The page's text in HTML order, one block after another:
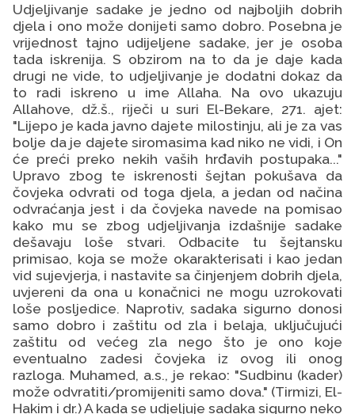
Udjeljivanje sadake je jedno od najboljih dobrih
djela i ono može donijeti samo dobro. Posebna je
vrijednost tajno udijeljene sadake, jer je osoba
tada iskrenija. S obzirom na to da je daje kada
drugi ne vide, to udjeljivanje je dodatni dokaz da
to radi iskreno u ime Allaha. Na ovo ukazuju
Allahove, dž.š., riječi u suri El-Bekare, 271. ajet:
"Lijepo je kada javno dajete milostinju, ali je za vas
bolje da je dajete siromasima kad niko ne vidi, i On
će preći preko nekih vaših hrđavih postupaka..."
Upravo zbog te iskrenosti šejtan pokušava da
čovjeka odvrati od toga djela, a jedan od načina
odvraćanja jest i da čovjeka navede na pomisao
kako mu se zbog udjeljivanja izdašnije sadake
dešavaju loše stvari. Odbacite tu šejtansku
primisao, koja se može okarakterisati i kao jedan
vid sujevjerja, i nastavite sa činjenjem dobrih djela,
uvjereni da ona u konačnici ne mogu uzrokovati
loše posljedice. Naprotiv, sadaka sigurno donosi
samo dobro i zaštitu od zla i belaja, uključujući
zaštitu od većeg zla nego što je ono koje
eventualno zadesi čovjeka iz ovog ili onog
razloga. Muhamed, a.s., je rekao: "Sudbinu (kader)
može odvratiti/promijeniti samo dova." (Tirmizi, El-
Hakim i dr.) A kada se udjeljuje sadaka sigurno neko